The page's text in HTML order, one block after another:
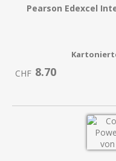
Pearson Edexcel
CHF 8.70